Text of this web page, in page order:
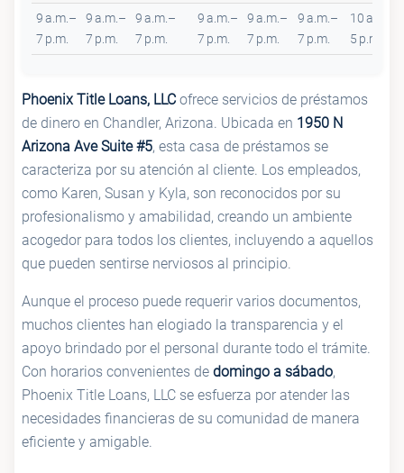
9 a.m.–
7 p.m.
9 a.m.–
7 p.m.
9 a.m.–
7 p.m.
9 a.m.–
7 p.m.
9 a.m.–
7 p.m.
9 a.m.–
7 p.m.
10 a.m.–
5 p.m.
Phoenix Title Loans, LLCofrece servicios de préstamos
de dinero en Chandler, Arizona. Ubicada en 1950 N
Arizona Ave Suite #5, esta casa de préstamos se
caracteriza por su atención al cliente. Los empleados,
como Karen, Susan y Kyla, son reconocidos por su
profesionalismo y amabilidad, creando un ambiente
acogedor para todos los clientes, incluyendo a aquellos
que pueden sentirse nerviosos al principio.
Aunque el proceso puede requerir varios documentos,
muchos clientes han elogiado la transparencia y el
apoyo brindado por el personal durante todo el trámite.
Con horarios convenientes de domingo a sábado,
Phoenix Title Loans, LLC se esfuerza por atender las
necesidades financieras de su comunidad de manera
eficiente y amigable.